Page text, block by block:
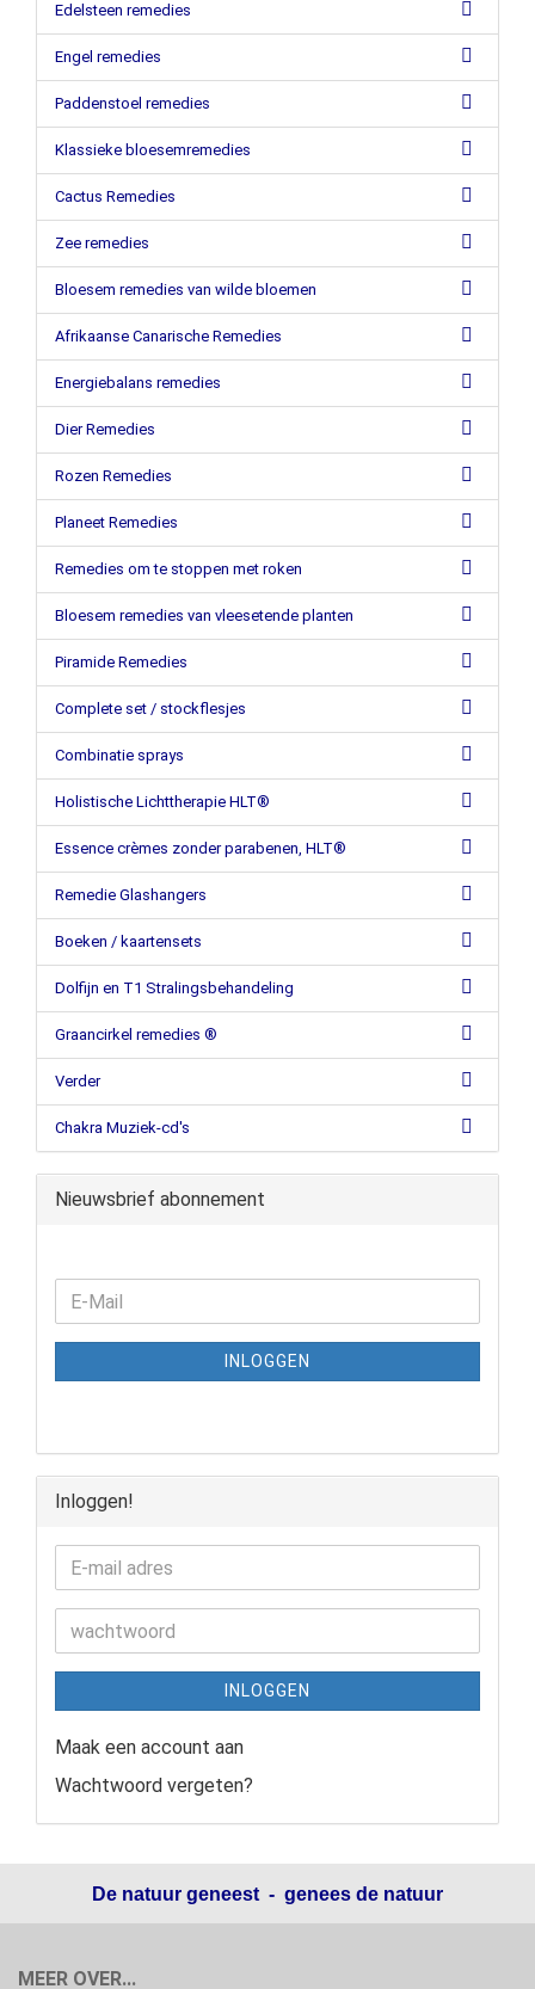
Edelsteen remedies
Engel remedies
Paddenstoel remedies
Klassieke bloesemremedies
Cactus Remedies
Zee remedies
Bloesem remedies van wilde bloemen
Afrikaanse Canarische Remedies
Energiebalans remedies
Dier Remedies
Rozen Remedies
Planeet Remedies
Remedies om te stoppen met roken
Bloesem remedies van vleesetende planten
Piramide Remedies
Complete set / stockflesjes
Combinatie sprays
Holistische Lichttherapie HLT®
Essence crèmes zonder parabenen, HLT®
Remedie Glashangers
Boeken / kaartensets
Dolfijn en T1 Stralingsbehandeling
Graancirkel remedies ®
Verder
Chakra Muziek-cd's
Nieuwsbrief abonnement
INLOGGEN
Inloggen!
INLOGGEN
Maak een account aan
Wachtwoord vergeten?
De natuur geneest - genees de natuur
MEER OVER...